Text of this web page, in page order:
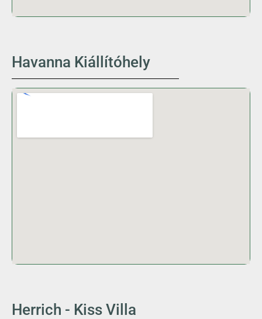
Havanna Kiállítóhely
Herrich - Kiss Villa